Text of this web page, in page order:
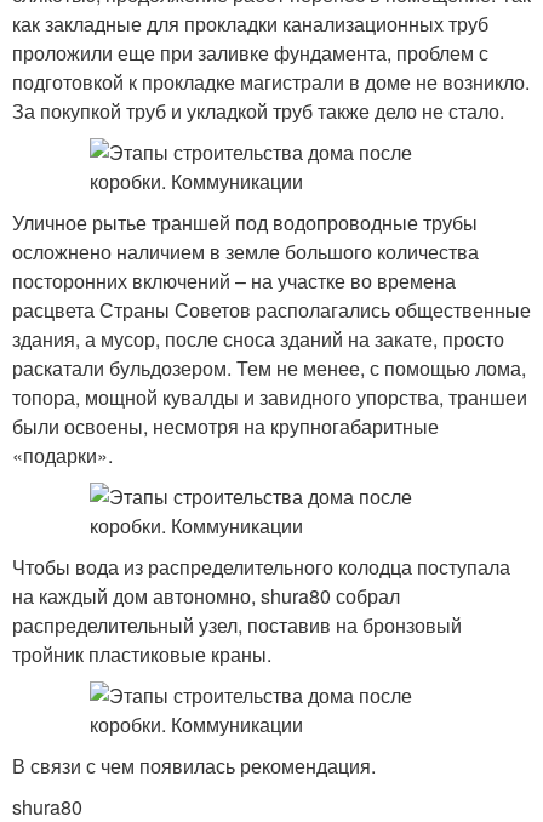
как закладные для прокладки канализационных труб
проложили еще при заливке фундамента, проблем с
подготовкой к прокладке магистрали в доме не возникло.
За покупкой труб и укладкой труб также дело не стало.
Уличное рытье траншей под водопроводные трубы
осложнено наличием в земле большого количества
посторонних включений – на участке во времена
расцвета Страны Советов располагались общественные
здания, а мусор, после сноса зданий на закате, просто
раскатали бульдозером. Тем не менее, с помощью лома,
топора, мощной кувалды и завидного упорства, траншеи
были освоены, несмотря на крупногабаритные
«подарки».
Чтобы вода из распределительного колодца поступала
на каждый дом автономно, shura80 собрал
распределительный узел, поставив на бронзовый
тройник пластиковые краны.
В связи с чем появилась рекомендация.
shura80